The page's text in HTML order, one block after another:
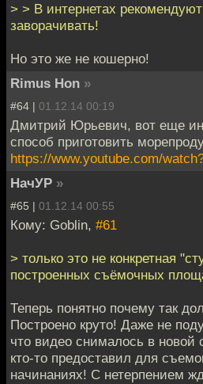
> > В интернетах
заворачивать!
Но это же не кошерно!
Rimus Hon »
#64 | 01.12.14 00:19
Дмитрий Юрьевич, вот еще
способ приготовить
https://www.youtube.com/
НачУР »
#65 | 01.12.14 00:55
Кому: Goblin, #61
> только это не конкретная
построенных съёмочных
Теперь понятно почему так
Построено круто! Даже не
что видео снималось в новой
кто-то предоставил для
начинаниях! С нетерпением